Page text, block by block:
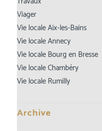
Viager
Vie locale Aix-les-Bains
Vie locale Annecy
Vie locale Bourg en Bresse
Vie locale Chambéry
Vie locale Rumilly
Archive